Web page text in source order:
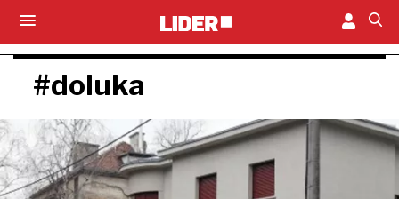
#doluka